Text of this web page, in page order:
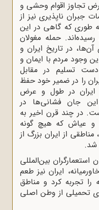
تجاوز اقوام وحشی و
جبران ناپذیری نیز از
که گاهی در این
حمله مغولان
در تاریخ ایران و
وجود مردم با ایمان و
تسلیم در مقابل
را در ضمیر خود حفظ
ایران در طول و عرض
جان فشانی‌ها در
در چند قرن اخیر به
و عیاش که هیچ گونه
از ایران بزرگ از
شد.
استعمارگران بین‌المللی
ایران نیز طعم
تجربه کرد و مناطق
تحمیلی از وطن اصلی